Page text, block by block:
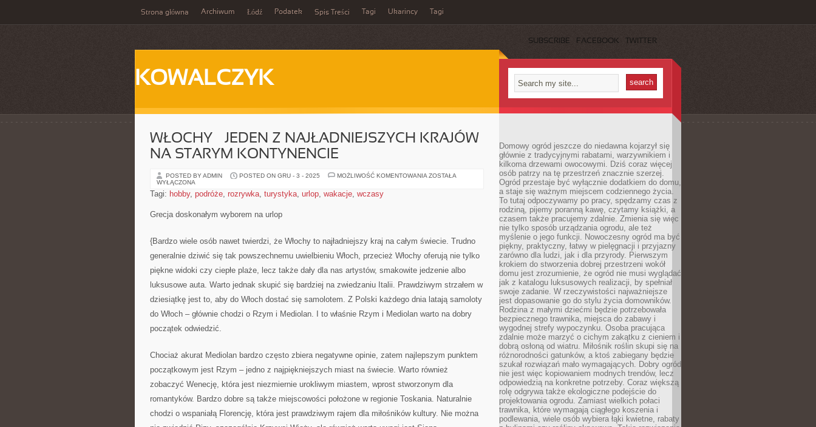
Strona główna Archiwum Łódź Podatek Spis Treści Tagi Ukarincy Tagi
SUBSCRIBE FACEBOOK TWITTER
KOWALCZYK
WŁOCHY – JEDEN Z NAJŁADNIEJSZYCH KRAJÓW
NA STARYM KONTYNENCIE
POSTED BY ADMIN POSTED ON GRU - 3 - 2025 MOŻLIWOŚĆ KOMENTOWANIA WŁOCHY
ZOSTAŁA
WYŁĄCZONA
Tagi: hobby, podróże, rozrywka, turystyka, urlop, wakacje, wczasy
Grecja doskonałym wyborem na urlop
{Bardzo wiele osób nawet twierdzi, że Włochy to najładniejszy kraj na całym świecie. Trudno
generalnie dziwić się tak powszechnemu uwielbieniu Włoch, przecież Włochy oferują nie tylko
piękne widoki czy ciepłe plaże, lecz także dały dla nas artystów, smakowite jedzenie albo
luksusowe auta. Warto jednak skupić się bardziej na zwiedzaniu Italii. Prawdziwym strzałem w
dziesiątkę jest to, aby do Włoch dostać się samolotem. Z Polski każdego dnia latają samoloty
do Włoch – głównie chodzi o Rzym i Mediolan. I to właśnie Rzym i Mediolan warto na dobry
początek odwiedzić.
Chociaż akurat Mediolan bardzo często zbiera negatywne opinie, zatem najlepszym punktem
początkowym jest Rzym – jedno z najpiękniejszych miast na świecie. Warto również
zobaczyć Wenecję, która jest niezmiernie urokliwym miastem, wprost stworzonym dla
romantyków. Bardzo dobre są także miejscowości położone w regionie Toskania. Naturalnie
chodzi o wspaniałą Florencję, która jest prawdziwym rajem dla miłośników kultury. Nie można
Domowy ogród jeszcze do niedawna kojarzył się
głównie z tradycyjnymi rabatami, warzywnikiem i
kilkoma drzewami owocowymi. Dziś coraz więcej
osób patrzy na tę przestrzeń znacznie szerzej.
Ogród przestaje być wyłącznie dodatkiem do domu,
a staje się ważnym miejscem codziennego życia.
To tutaj odpoczywamy po pracy, spędzamy czas z
rodziną, pijemy poranną kawę, czytamy książki, a
czasem także pracujemy zdalnie. Zmienia się więc
nie tylko sposób urządzania ogrodu, ale też
myślenie o jego funkcji. Nowoczesny ogród ma być
piękny, praktyczny, łatwy w pielęgnacji i przyjazny
zarówno dla ludzi, jak i dla przyrody. Pierwszym
krokiem do stworzenia dobrej przestrzeni wokół
domu jest zrozumienie, że ogród nie musi wyglądać
jak z katalogu luksusowych realizacji, by spełniał
swoje zadanie. W rzeczywistości najważniejsze
jest dopasowanie go do stylu życia domowników.
Rodzina z małymi dziećmi będzie potrzebowała
bezpiecznego trawnika, miejsca do zabawy i
wygodnej strefy wypoczynku. Osoba pracująca
zdalnie może marzyć o cichym zakątku z cieniem i
dobrą osłoną od wiatru. Miłośnik roślin skupi się na
różnorodności gatunków, a ktoś zabiegany będzie
szukał rozwiązań mało wymagających. Dobry ogród
nie jest więc kopiowaniem modnych trendów, lecz
odpowiedzią na konkretne potrzeby. Coraz większą
rolę odgrywa także ekologiczne podejście do
projektowania ogrodu. Zamiast wielkich połaci
trawnika, które wymagają ciągłego koszenia i
podlewania, wiele osób wybiera łąki kwietne, rabaty